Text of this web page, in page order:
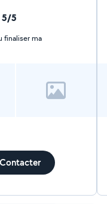
5/5
finaliser ma
Contacter